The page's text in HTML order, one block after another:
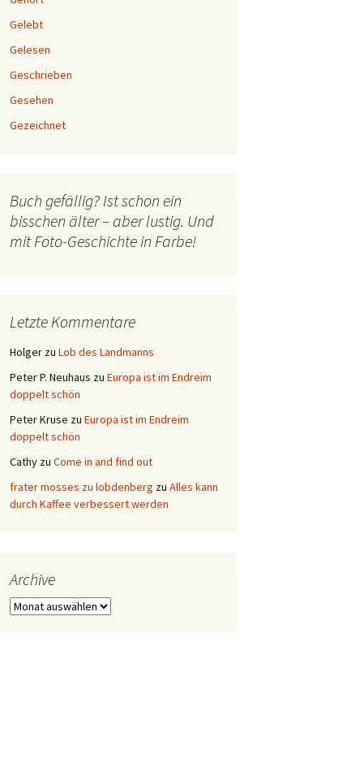
Gelebt
Gelesen
Geschrieben
Gesehen
Gezeichnet
Buch gefällig? Ist schon ein
bisschen älter – aber lustig. Und
mit Foto-Geschichte in Farbe!
Letzte Kommentare
Holger zu Lob des Landmanns
Peter P. Neuhaus zu Europa ist im Endreim
doppelt schön
Peter Kruse zu Europa ist im Endreim
doppelt schön
Cathy zu Come in and find out
frater mosses zu lobdenberg zu Alles kann
durch Kaffee verbessert werden
Archive
Archive